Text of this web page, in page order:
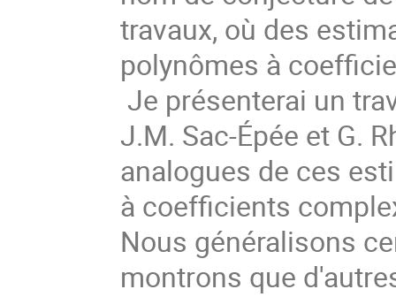
travaux, où des
polynômes à
Je présenterai un
J.M. Sac-Épée et G.
analogues de ces
à coefficients
Nous généralisons
montrons que